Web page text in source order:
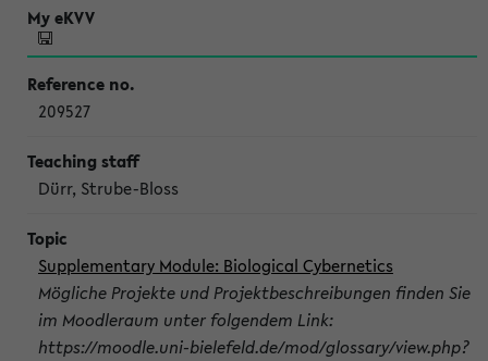
209527
Dürr, Strube-Bloss
Supplementary Module: Biological Cybernetics
Mögliche Projekte und Projektbeschreibungen finden Sie
im Moodleraum unter folgendem Link:
https://moodle.uni-bielefeld.de/mod/glossary/view.php?